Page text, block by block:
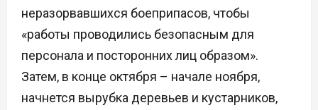
неразорвавшихся боеприпасов, чтобы
«работы проводились безопасным для
персонала и посторонних лиц образом».
Затем, в конце октября – начале ноября,
начнется вырубка деревьев и кустарников,